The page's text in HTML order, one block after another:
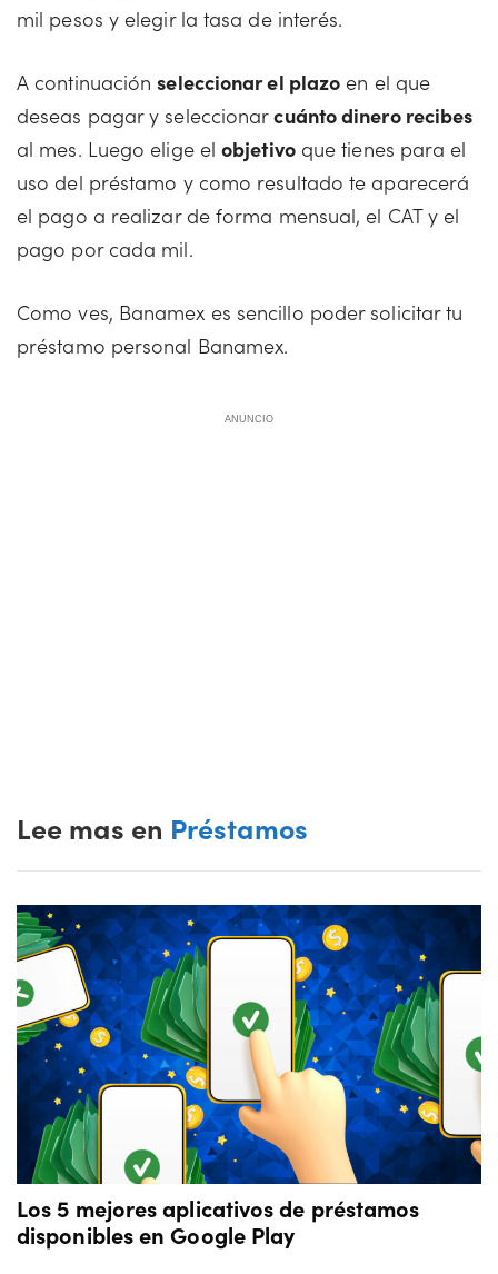
mil pesos y elegir la tasa de interés.
A continuaciónseleccionar el plazo en el que
deseas pagar y seleccionarcuánto dinero recibes
al mes. Luego elige elobjetivoque tienes para el
uso del préstamo y como resultado te aparecerá
el pago a realizar de forma mensual, el CAT y el
pago por cada mil.
Como ves, Banamex es sencillo poder solicitar tu
préstamo personal Banamex.
ANUNCIO
Lee mas en Préstamos
Los 5 mejores aplicativos de préstamos
disponibles en Google Play